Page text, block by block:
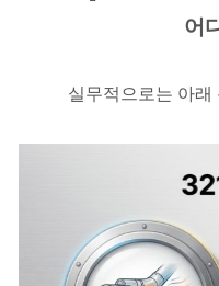
어
실무적으로는 아래